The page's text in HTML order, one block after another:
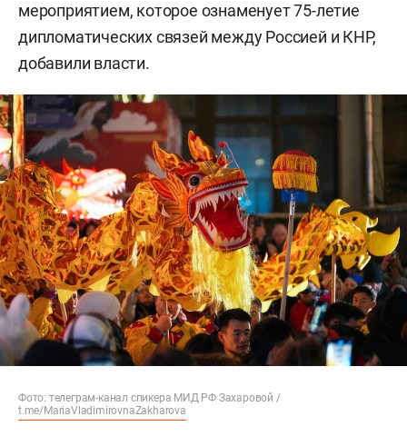
мероприятием, которое ознаменует 75-летие
дипломатических связей между Россией и КНР,
добавили власти.
Фото: телеграм-канал спикера МИД РФ Захаровой /
t.me/MariaVladimirovnaZakharova